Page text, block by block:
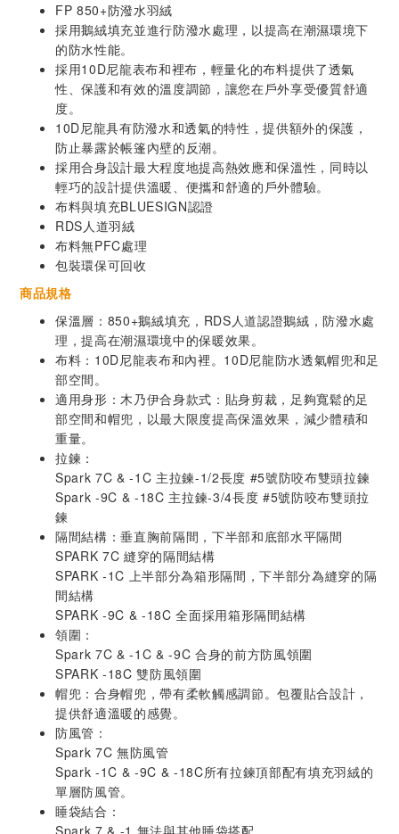
FP 850+防潑水羽絨
採用鵝絨填充並進行防潑水處理，以提高在潮濕環境下
的防水性能。
採用10D尼龍表布和裡布，輕量化的布料提供了透氣
性、保護和有效的溫度調節，讓您在戶外享受優質舒適
度。
10D尼龍具有防潑水和透氣的特性，提供額外的保護，
防止暴露於帳篷內壁的反潮。
採用合身設計最大程度地提高熱效應和保溫性，同時以
輕巧的設計提供溫暖、便攜和舒適的戶外體驗。
布料與填充BLUESIGN認證
RDS人道羽絨
布料無PFC處理
包裝環保可回收
商品規格
保溫層：850+鵝絨填充，RDS人道認證鵝絨，防潑水處
理，提高在潮濕環境中的保暖效果。
布料：10D尼龍表布和內裡。10D尼龍防水透氣帽兜和足
部空間。
適用身形：木乃伊合身款式：貼身剪裁，足夠寬鬆的足
部空間和帽兜，以最大限度提高保溫效果，減少體積和
重量。
拉鍊：
Spark 7C & -1C 主拉鍊-1/2長度 #5號防咬布雙頭拉鍊
Spark -9C & -18C 主拉鍊-3/4長度 #5號防咬布雙頭拉
鍊
隔間結構：垂直胸前隔間，下半部和底部水平隔間
SPARK 7C 縫穿的隔間結構
SPARK -1C 上半部分為箱形隔間，下半部分為縫穿的隔
間結構
SPARK -9C & -18C 全面採用箱形隔間結構
領圍：
Spark 7C & -1C & -9C 合身的前方防風領圍
SPARK -18C 雙防風領圍
帽兜：合身帽兜，帶有柔軟觸感調節。包覆貼合設計，
提供舒適溫暖的感覺。
防風管：
Spark 7C 無防風管
Spark -1C & -9C & -18C所有拉鍊頂部配有填充羽絨的
單層防風管。
睡袋結合：